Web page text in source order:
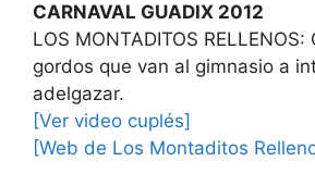
CARNAVAL GUADIX 2012
LOS MONTADITOS
gordos que van al gimnasio a
adelgazar.
[Ver video cuplés]
[Web de Los Montaditos